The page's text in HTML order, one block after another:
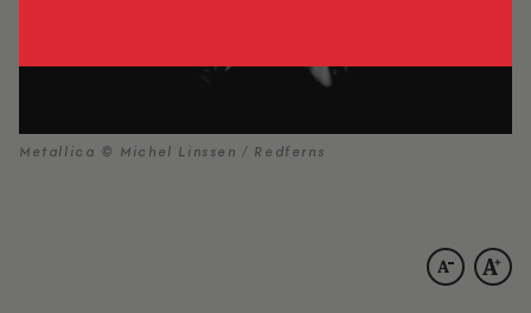
Metallica © Michel Linssen / Redferns